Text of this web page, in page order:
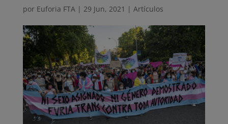
por Euforia FTA| 29 Jun, 2021 | Artículos